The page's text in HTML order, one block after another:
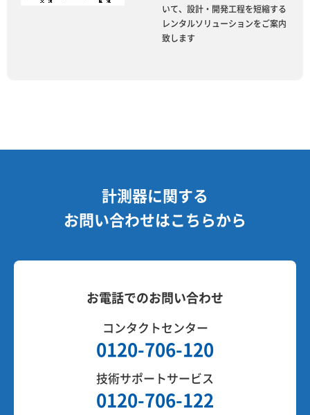
いて、設計・開発工程を短縮する
レンタルソリューションをご案内
致します
計測器に関する
お問い合わせはこちらから
お電話でのお問い合わせ
コンタクトセンター
0120-706-120
技術サポートサービス
0120-706-122